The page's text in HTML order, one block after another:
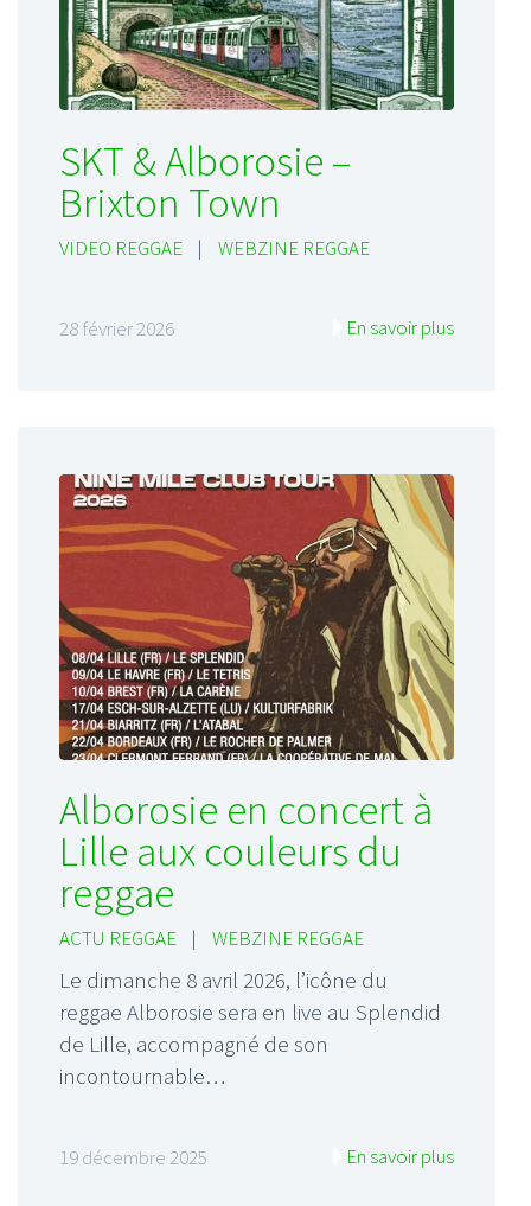
SKT & Alborosie –
Brixton Town
VIDEO REGGAE | WEBZINE REGGAE
28 février 2026 En savoir plus
Alborosie en concert à
Lille aux couleurs du
reggae
ACTU REGGAE | WEBZINE REGGAE
Le dimanche 8 avril 2026, l’icône du
reggae Alborosie sera en live au Splendid
de Lille, accompagné de son
incontournable…
19 décembre 2025 En savoir plus